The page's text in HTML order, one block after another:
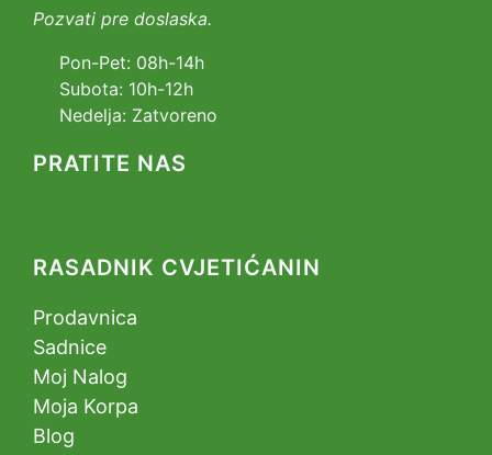
Pozvati pre doslaska.
Pon-Pet: 08h-14h
Subota: 10h-12h
Nedelja: Zatvoreno
PRATITE NAS
RASADNIK CVJETIĆANIN
Prodavnica
Sadnice
Moj Nalog
Moja Korpa
Blog